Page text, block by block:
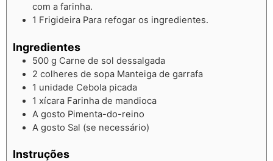
com a farinha.
1 Frigideira Para refogar os ingredientes.
Ingredientes
500 g Carne de sol dessalgada
2 colheres de sopa Manteiga de garrafa
1 unidade Cebola picada
1 xícara Farinha de mandioca
A gosto Pimenta-do-reino
A gosto Sal (se necessário)
Instruções